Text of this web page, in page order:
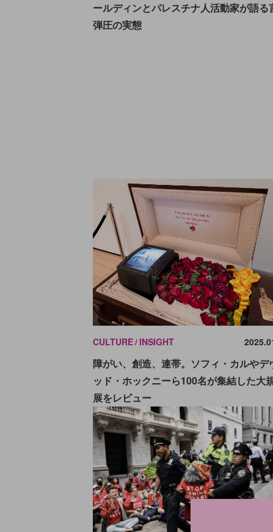
ールディンとパレスチナ人活動家が語る
弾圧の実態
CULTURE INSIGHT
障がい、創造、連帯。ソフィ・カルやデ
ッド・ホックニーら100名が集結した大
展をレビュー